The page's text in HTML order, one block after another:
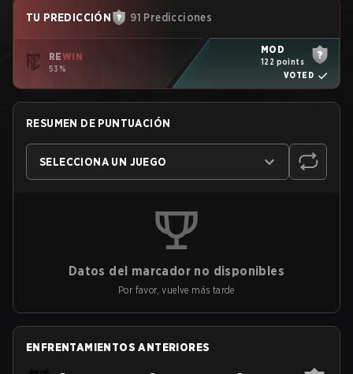
TU PREDICCIÓN 91 Predicciones
REWIN
53%
MOD
122 points
VOTED
RESUMEN DE PUNTUACIÓN
SELECCIONA UN JUEGO
Datos del marcador no disponibles
Por favor, vuelve más tarde
ENFRENTAMIENTOS ANTERIORES